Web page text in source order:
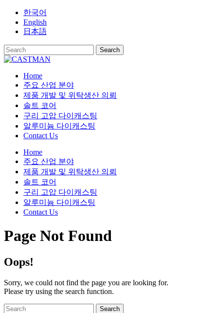
Skip
content
한국어
English
日本語
Home
주요 산업 분야
제품 개발 및 위탁생산 의뢰
솔트 코어
구리 고압 다이캐스팅
알루미늄 다이캐스팅
Contact Us
Home
주요 산업 분야
제품 개발 및 위탁생산 의뢰
솔트 코어
구리 고압 다이캐스팅
알루미늄 다이캐스팅
Contact Us
Page Not Found
Oops!
Sorry, we could not find the page you are looking for.
Please try using the search function.